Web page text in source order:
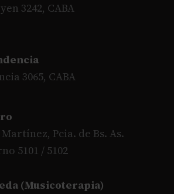
3242, CABA
3065, CABA
Pcia. de Bs. As.
5101 / 5102
(Musicoterapia)